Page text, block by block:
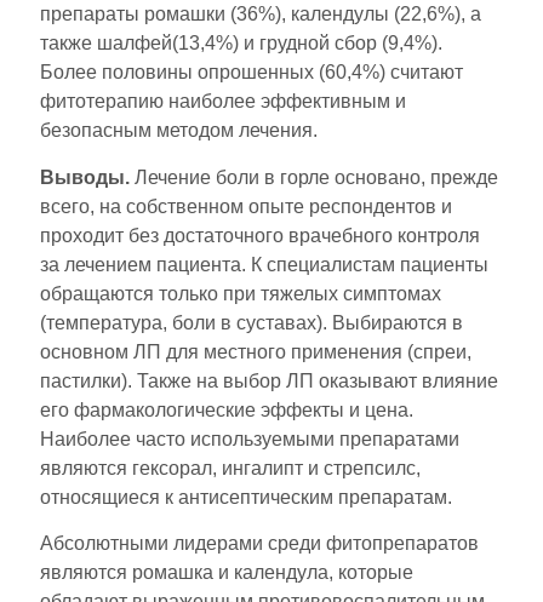
препараты ромашки (36%), календулы (22,6%), а
также шалфей(13,4%) и грудной сбор (9,4%).
Более половины опрошенных (60,4%) считают
фитотерапию наиболее эффективным и
безопасным методом лечения.
Выводы. Лечение боли в горле основано, прежде
всего, на собственном опыте респондентов и
проходит без достаточного врачебного контроля
за лечением пациента. К специалистам пациенты
обращаются только при тяжелых симптомах
(температура, боли в суставах). Выбираются в
основном ЛП для местного применения (спреи,
пастилки). Также на выбор ЛП оказывают влияние
его фармакологические эффекты и цена.
Наиболее часто используемыми препаратами
являются гексорал, ингалипт и стрепсилс,
относящиеся к антисептическим препаратам.
Абсолютными лидерами среди фитопрепаратов
являются ромашка и календула, которые